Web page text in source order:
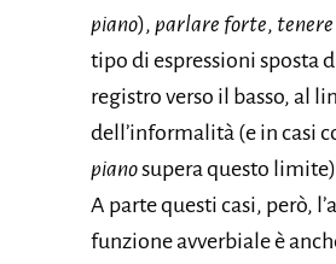
piano), parlare forte,
tipo di espressioni sposta
registro verso il basso, al
dell’informalità (e in casi
pianosupera questo
A parte questi casi, però,
funzione avverbiale è